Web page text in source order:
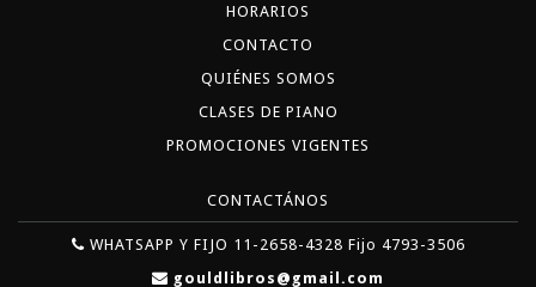
HORARIOS
CONTACTO
QUIÉNES SOMOS
CLASES DE PIANO
PROMOCIONES VIGENTES
CONTACTÁNOS
WHATSAPP Y FIJO 11-2658-4328 Fijo 4793-3506
gouldlibros@gmail.com